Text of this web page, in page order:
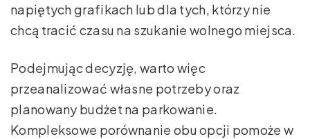
napiętych grafikach lub dla tych, którzy nie
chcą tracić czasu na szukanie wolnego miejsca.
Podejmując decyzję, warto więc
przeanalizować własne potrzeby oraz
planowany budżet na parkowanie.
Kompleksowe porównanie obu opcji pomoże w